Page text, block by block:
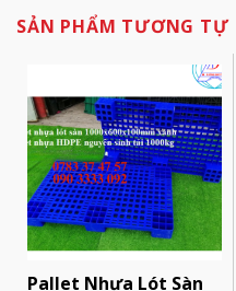
SẢN PHẨM TƯƠNG TỰ
Pallet Nhựa Lót Sàn